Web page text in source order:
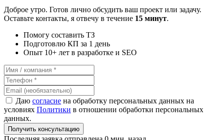
Доброе утро. Готов лично обсудить ваш проект или задачу.
Оставьте контакты, я отвечу в течение 15 минут.
Помогу составить ТЗ
Подготовлю КП за 1 день
Опыт 10+ лет в разработке и SEO
Даю согласие на обработку персональных данных на
условиях Политики в отношении обработки персональных
данных.
Получить консультацию